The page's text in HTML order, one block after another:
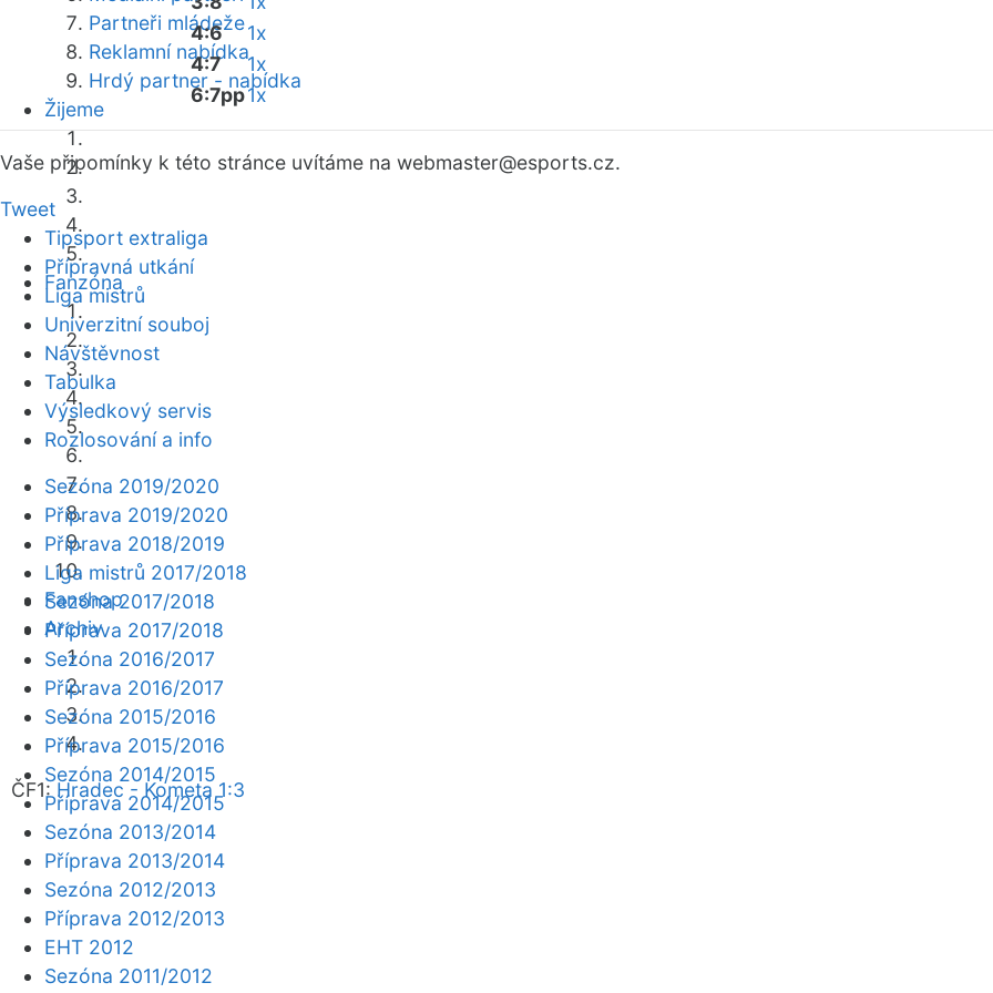
Partneři mládeže
Reklamní nabídka
Hrdý partner - nabídka
Žijeme
Fanzóna
Fanshop
Archiv
ČF1: Hradec - Kometa 1:3
4:6
1x
4:7
1x
6:7pp1x
Vaše připomínky k této stránce uvítáme na webmaster@esports.cz.
Tweet
Tipsport extraliga
Přípravná utkání
Liga mistrů
Univerzitní souboj
Návštěvnost
Tabulka
Výsledkový servis
Rozlosování a info
Sezóna 2019/2020
Příprava 2019/2020
Příprava 2018/2019
Liga mistrů 2017/2018
Sezóna 2017/2018
Příprava 2017/2018
Sezóna 2016/2017
Příprava 2016/2017
Sezóna 2015/2016
Příprava 2015/2016
Sezóna 2014/2015
Příprava 2014/2015
Sezóna 2013/2014
Příprava 2013/2014
Sezóna 2012/2013
Příprava 2012/2013
EHT 2012
Sezóna 2011/2012